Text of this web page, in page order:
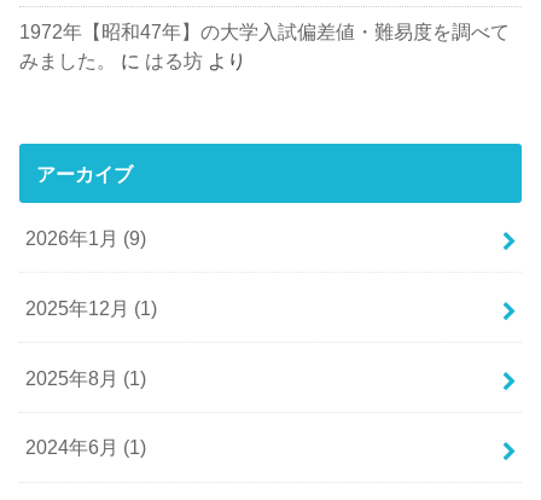
1972年【昭和47年】の大学入試偏差値・難易度を調べて
みました。
に はる坊 より
アーカイブ
2026年1月 (9)
2025年12月 (1)
2025年8月 (1)
2024年6月 (1)